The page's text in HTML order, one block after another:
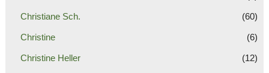
Christiane Sch. (60)
Christine (6)
Christine Heller (12)